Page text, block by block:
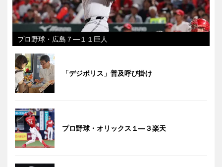
プロ野球・広島７―１１巨人
「デジポリス」普及呼び掛け
プロ野球・オリックス１―３楽天